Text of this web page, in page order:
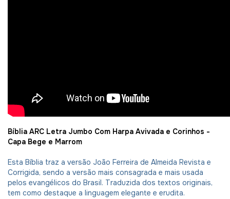
Bíblia ARC Letra Jumbo Com Harpa Avivada e Corinhos -
Capa Bege e Marrom
Esta Bíblia traz a versão João Ferreira de Almeida Revista e
Corrigida, sendo a versão mais consagrada e mais usada
pelos evangélicos do Brasil. Traduzida dos textos originais,
tem como destaque a linguagem elegante e erudita.